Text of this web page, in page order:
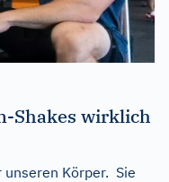
Shakes wirklich
Körper. Sie